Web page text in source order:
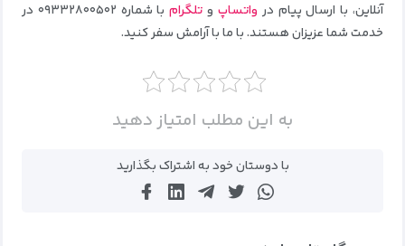
آنلاین، با ارسال پیام در واتساپ و تلگرام
با شماره ۰۹۳۳۲۸۰۰۵۰۲ در
خدمت شما عزیزان هستند. با ما با آرامش سفر کنید.
به این مطلب امتیاز دهید
با دوستان خود به اشتراک بگذارید